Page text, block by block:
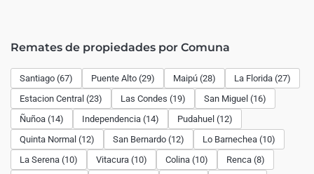
Remates de propiedades por Comuna
Santiago (67) Puente Alto (29) Maipú (28)
La Florida (27)
Estacion Central (23)
Las Condes (19)
San Miguel (16)
Ñuñoa (14)
Independencia (14)
Pudahuel (12)
Quinta Normal (12)
San Bernardo (12)
Lo Barnechea (10)
La Serena (10)
Vitacura (10) Colina (10)
Renca (8)